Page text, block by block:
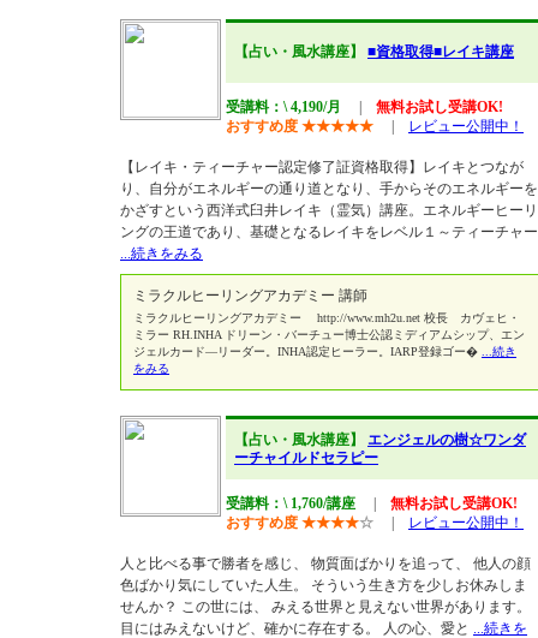
【占い・風水講座】 ■資格取得■レイキ講座
受講料：\ 4,190/月
無料お試し受講OK!
おすすめ度 ★★★★★ レビュー公開中！
【レイキ・ティーチャー認定修了証資格取得】レイキとつなが
り、自分がエネルギーの通り道となり、手からそのエネルギーを
かざすという西洋式臼井レイキ（霊気）講座。エネルギーヒーリ
ングの王道であり、基礎となるレイキをレベル１～ティーチャー
...続きをみる
ミラクルヒーリングアカデミー 講師
ミラクルヒーリングアカデミー http://www.mh2u.net 校長 カヴェヒ・
ミラー RH.INHA ドリーン・バーチュー博士公認ミディアムシップ、エン
ジェルカード―リーダー。INHA認定ヒーラー。IARP登録ゴー�
...続き
をみる
【占い・風水講座】 エンジェルの樹☆ワンダ
ーチャイルドセラピー
受講料：\ 1,760/講座
無料お試し受講OK!
おすすめ度 ★★★★☆ レビュー公開中！
人と比べる事で勝者を感じ、 物質面ばかりを追って、 他人の顔
色ばかり気にしていた人生。 そういう生き方を少しお休みしま
せんか？ この世には、 みえる世界と見えない世界があります。
目にはみえないけど、確かに存在する。 人の心、愛と ...続きを